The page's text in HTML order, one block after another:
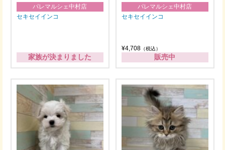
パレマルシェ中村店
セキセイインコ
家族が決まりました
パレマルシェ中村店
セキセイインコ
¥4,708 （税込）
販売中